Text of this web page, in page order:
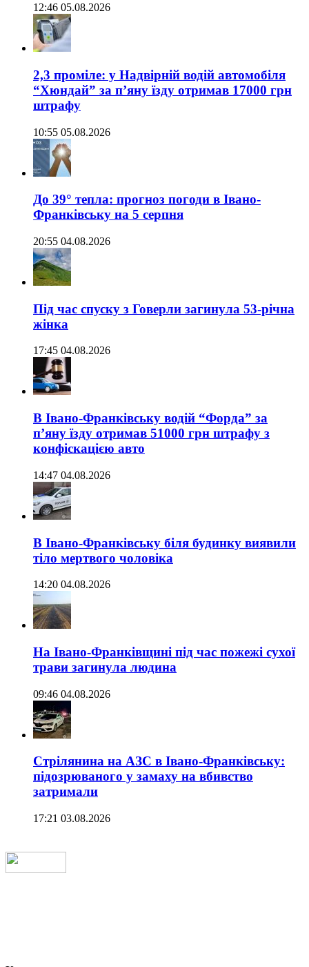
12:46 05.08.2026
2,3 проміле: у Надвірній водій автомобіля
“Хюндай” за п’яну їзду отримав 17000 грн
штрафу
10:55 05.08.2026
До 39° тепла: прогноз погоди в Івано-
Франківську на 5 серпня
20:55 04.08.2026
Під час спуску з Говерли загинула 53-річна
жінка
17:45 04.08.2026
В Івано-Франківську водій “Форда” за
п’яну їзду отримав 51000 грн штрафу з
конфіскацією авто
14:47 04.08.2026
В Івано-Франківську біля будинку виявили
тіло мертвого чоловіка
14:20 04.08.2026
На Івано-Франківщині під час пожежі сухої
трави загинула людина
09:46 04.08.2026
Стрілянина на АЗС в Івано-Франківську:
підозрюваного у замаху на вбивство
затримали
17:21 03.08.2026